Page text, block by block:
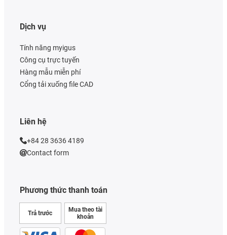
Phương thức thanh toán
Trả trước
Mua theo tài
khoản
Dịch vụ
Tính năng myigus
Công cụ trực tuyến
Hàng mẫu miễn phí
Cổng tải xuống file CAD
Liên hệ
+84 28 3636 4189
Contact form